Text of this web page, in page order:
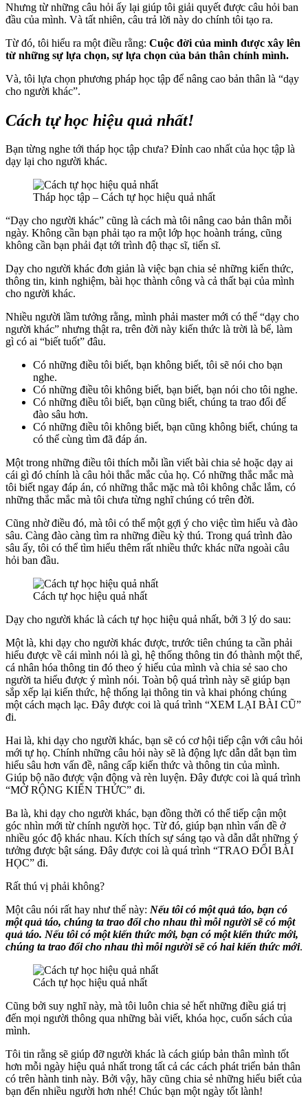
Nhưng từ những câu hỏi ấy lại giúp tôi giải quyết được câu hỏi ban
đầu của mình. Và tất nhiên, câu trả lời này do chính tôi tạo ra.
Từ đó, tôi hiểu ra một điều rằng: Cuộc đời của mình được xây lên
từ những sự lựa chọn, sự lựa chọn của bản thân chính mình.
Và, tôi lựa chọn phương pháp học tập để nâng cao bản thân là “dạy
cho người khác”.
Cách tự học hiệu quả nhất!
Bạn từng nghe tới tháp học tập chưa? Đỉnh cao nhất của học tập là
dạy lại cho người khác.
Tháp học tập – Cách tự học hiệu quả nhất
“Dạy cho người khác” cũng là cách mà tôi nâng cao bản thân mỗi
ngày. Không cần bạn phải tạo ra một lớp học hoành tráng, cũng
không cần bạn phải đạt tới trình độ thạc sĩ, tiến sĩ.
Dạy cho người khác đơn giản là việc bạn chia sẻ những kiến thức,
thông tin, kinh nghiệm, bài học thành công và cả thất bại của mình
cho người khác.
Nhiều người lầm tưởng rằng, mình phải master mới có thể “dạy cho
người khác” nhưng thật ra, trên đời này kiến thức là trời là bể, làm
gì có ai “biết tuốt” đâu.
Có những điều tôi biết, bạn không biết, tôi sẽ nói cho bạn
nghe.
Có những điều tôi không biết, bạn biết, bạn nói cho tôi nghe.
Có những điều tôi biết, bạn cũng biết, chúng ta trao đổi để
đào sâu hơn.
Có những điều tôi không biết, bạn cũng không biết, chúng ta
có thể cùng tìm đã đáp án.
Một trong những điều tôi thích mỗi lần viết bài chia sẻ hoặc dạy ai
cái gì đó chính là câu hỏi thắc mắc của họ. Có những thắc mắc mà
tôi biết ngay đáp án, có những thắc mặc mà tôi không chắc lắm, có
những thắc mắc mà tôi chưa từng nghĩ chúng có trên đời.
Cũng nhờ điều đó, mà tôi có thể một gợi ý cho việc tìm hiểu và đào
sâu. Càng đào càng tìm ra những điều kỳ thú. Trong quá trình đào
sâu ấy, tôi có thể tìm hiểu thêm rất nhiều thức khác nữa ngoài câu
hỏi ban đầu.
Cách tự học hiệu quả nhất
Dạy cho người khác là cách tự học hiệu quả nhất, bởi 3 lý do sau:
Một là, khi dạy cho người khác được, trước tiên chúng ta cần phải
hiểu được về cái mình nói là gì, hệ thống thông tin đó thành một thể,
cá nhân hóa thông tin đó theo ý hiểu của mình và chia sẻ sao cho
người ta hiểu được ý mình nói. Toàn bộ quá trình này sẽ giúp bạn
sắp xếp lại kiến thức, hệ thống lại thông tin và khai phóng chúng
một cách mạch lạc. Đây được coi là quá trình “XEM LẠI BÀI CŨ”
đi.
Hai là, khi dạy cho người khác, bạn sẽ có cơ hội tiếp cận với câu hỏi
mới tự họ. Chính những câu hỏi này sẽ là động lực dẫn dắt bạn tìm
hiểu sâu hơn vấn đề, nâng cấp kiến thức và thông tin của mình.
Giúp bộ não được vận động và rèn luyện. Đây được coi là quá trình
“MỞ RỘNG KIẾN THỨC” đi.
Ba là, khi dạy cho người khác, bạn đồng thời có thể tiếp cận một
góc nhìn mới từ chính người học. Từ đó, giúp bạn nhìn vấn đề ở
nhiều góc độ khác nhau. Kích thích sự sáng tạo và dẫn dắt những ý
tưởng được bật sáng. Đây được coi là quá trình “TRAO ĐỔI BÀI
HỌC” đi.
Rất thú vị phải không?
Một câu nói rất hay như thế này: Nếu tôi có một quả táo, bạn có
một quả táo, chúng ta trao đổi cho nhau thì mỗi người sẽ có một
quả táo. Nếu tôi có một kiến thức mới, bạn có một kiến thức mới,
chúng ta trao đổi cho nhau thì mỗi người sẽ có hai kiến thức mới.
Cách tự học hiệu quả nhất
Cũng bởi suy nghĩ này, mà tôi luôn chia sẻ hết những điều giá trị
đến mọi người thông qua những bài viết, khóa học, cuốn sách của
mình.
Tôi tin rằng sẽ giúp đỡ người khác là cách giúp bản thân mình tốt
hơn mỗi ngày hiệu quả nhất trong tất cả các cách phát triển bản thân
có trên hành tinh này. Bởi vậy, hãy cũng chia sẻ những hiểu biết của
bạn đến nhiều người hơn nhé! Chúc bạn một ngày tốt lành!